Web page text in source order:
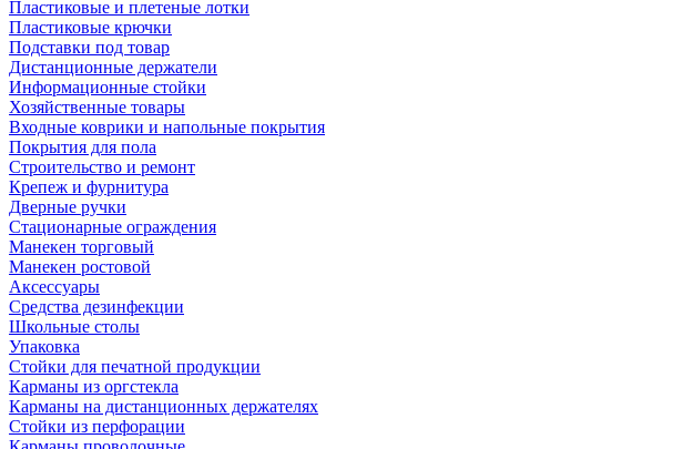
Пластиковые и плетеные лотки
Пластиковые крючки
Подставки под товар
Дистанционные держатели
Информационные стойки
Хозяйственные товары
Входные коврики и напольные покрытия
Покрытия для пола
Строительство и ремонт
Крепеж и фурнитура
Дверные ручки
Стационарные ограждения
Манекен торговый
Манекен ростовой
Аксессуары
Средства дезинфекции
Школьные столы
Упаковка
Стойки для печатной продукции
Карманы из оргстекла
Карманы на дистанционных держателях
Стойки из перфорации